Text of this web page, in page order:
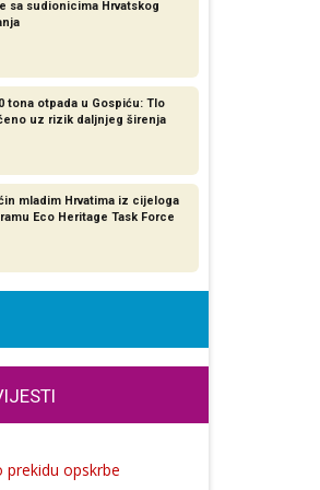
sa sudionicima Hrvatskog
tona otpada u Gospiću: Tlo
uz rizik daljnjeg širenja
mladim Hrvatima iz cijeloga
Eco Heritage Task Force
prekidu opskrbe